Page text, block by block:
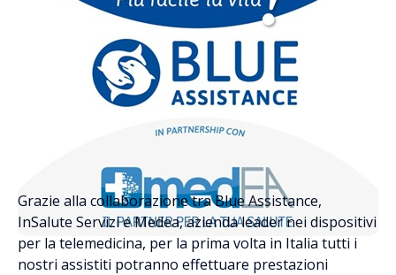
Grazie alla collaborazione tra Blue Assistance,
InSalute Servizi e Medea, azienda leader nei dispositivi
per la telemedicina, per la prima volta in Italia tutti i
nostri assistiti potranno effettuare prestazioni